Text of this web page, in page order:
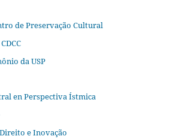
de Preservação Cultural
da USP
en Perspectiva Ístmica
e Inovação